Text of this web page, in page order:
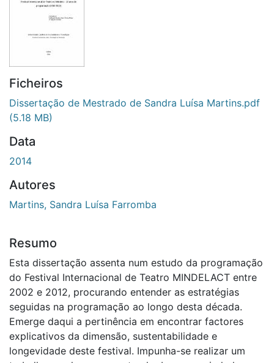
Ficheiros
Dissertação de Mestrado de Sandra Luísa Martins.pdf
(5.18 MB)
Data
2014
Autores
Martins, Sandra Luísa Farromba
Resumo
Esta dissertação assenta num estudo da programação
do Festival Internacional de Teatro MINDELACT entre
2002 e 2012, procurando entender as estratégias
seguidas na programação ao longo desta década.
Emerge daqui a pertinência em encontrar factores
explicativos da dimensão, sustentabilidade e
longevidade deste festival. Impunha-se realizar um